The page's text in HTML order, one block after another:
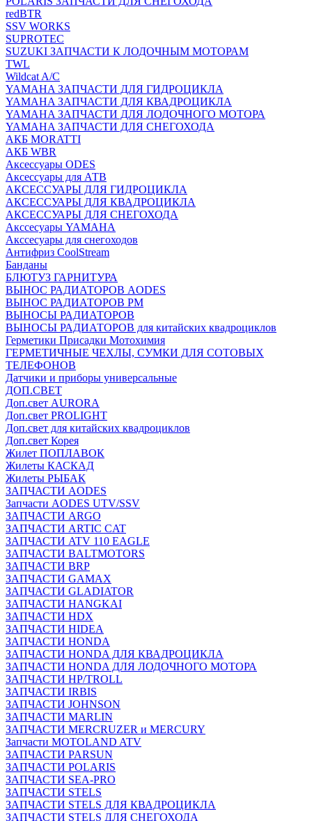
redBTR
SSV WORKS
SUPROTEC
SUZUKI ЗАПЧАСТИ К ЛОДОЧНЫМ МОТОРАМ
TWL
Wildcat A/C
YAMAHA ЗАПЧАСТИ ДЛЯ ГИДРОЦИКЛА
YAMAHA ЗАПЧАСТИ ДЛЯ КВАДРОЦИКЛА
YAMAHA ЗАПЧАСТИ ДЛЯ ЛОДОЧНОГО МОТОРА
YAMAHA ЗАПЧАСТИ ДЛЯ СНЕГОХОДА
АКБ MORATTI
АКБ WBR
Аксессуары ODES
Аксессуары для АТВ
АКСЕССУАРЫ ДЛЯ ГИДРОЦИКЛА
АКСЕССУАРЫ ДЛЯ КВАДРОЦИКЛА
АКСЕССУАРЫ ДЛЯ СНЕГОХОДА
Акссесуары YAMAHA
Акссесуары для снегоходов
Антифриз CoolStream
Банданы
БЛЮТУЗ ГАРНИТУРА
ВЫНОС РАДИАТОРОВ AODES
ВЫНОС РАДИАТОРОВ РМ
ВЫНОСЫ РАДИАТОРОВ
ВЫНОСЫ РАДИАТОРОВ для китайских квадроциклов
Герметики Присадки Мотохимия
ГЕРМЕТИЧНЫЕ ЧЕХЛЫ, СУМКИ ДЛЯ СОТОВЫХ
ТЕЛЕФОНОВ
Датчики и приборы универсальные
ДОП.СВЕТ
Доп.свет AURORA
Доп.свет PROLIGHT
Доп.свет для китайских квадроциклов
Доп.свет Корея
Жилет ПОПЛАВОК
Жилеты КАСКАД
Жилеты РЫБАК
ЗАПЧАСТИ AODES
Запчасти AODES UTV/SSV
ЗАПЧАСТИ ARGO
ЗАПЧАСТИ ARTIC CAT
ЗАПЧАСТИ ATV 110 EAGLE
ЗАПЧАСТИ BALTMOTORS
ЗАПЧАСТИ BRP
ЗАПЧАСТИ GAMAX
ЗАПЧАСТИ GLADIATOR
ЗАПЧАСТИ HANGKAI
ЗАПЧАСТИ HDX
ЗАПЧАСТИ HIDEA
ЗАПЧАСТИ HONDA
ЗАПЧАСТИ HONDA ДЛЯ КВАДРОЦИКЛА
ЗАПЧАСТИ HONDA ДЛЯ ЛОДОЧНОГО МОТОРА
ЗАПЧАСТИ HP/TROLL
ЗАПЧАСТИ IRBIS
ЗАПЧАСТИ JOHNSON
ЗАПЧАСТИ MARLIN
ЗАПЧАСТИ MERCRUZER и MERCURY
Запчасти MOTOLAND ATV
ЗАПЧАСТИ PARSUN
ЗАПЧАСТИ POLARIS
ЗАПЧАСТИ SEA-PRO
ЗАПЧАСТИ STELS
ЗАПЧАСТИ STELS ДЛЯ КВАДРОЦИКЛА
ЗАПЧАСТИ STELS ДЛЯ СНЕГОХОДА